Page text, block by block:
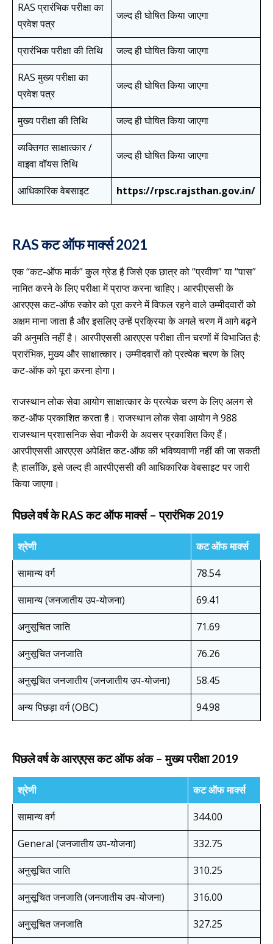
RAS प्रारंभिक परीक्षा का
प्रवेश पत्र
जल्द ही घोषित किया जाएगा
प्रारंभिक परीक्षा की तिथि
जल्द ही घोषित किया जाएगा
RAS मुख्य परीक्षा का
प्रवेश पत्र
जल्द ही घोषित किया जाएगा
मुख्य परीक्षा की तिथि
जल्द ही घोषित किया जाएगा
व्यक्तिगत साक्षात्कार /
वाइवा वॉयस तिथि
जल्द ही घोषित किया जाएगा
आधिकारिक वेबसाइट https://rpsc.rajsthan.gov.in/
RAS कट ऑफ मार्क्स 2021
एक “कट-ऑफ मार्क” कुल ग्रेड है जिसे एक छात्र को “प्रवीण” या “पास”
नामित करने के लिए परीक्षा में प्राप्त करना चाहिए। आरपीएससी के
आरएएस कट-ऑफ स्कोर को पूरा करने में विफल रहने वाले उम्मीदवारों को
अक्षम माना जाता है और इसलिए उन्हें प्रक्रिया के अगले चरण में आगे बढ़ने
की अनुमति नहीं है। आरपीएससी आरएएस परीक्षा तीन चरणों में विभाजित है:
प्रारंभिक, मुख्य और साक्षात्कार। उम्मीदवारों को प्रत्येक चरण के लिए
कट-ऑफ को पूरा करना होगा।
राजस्थान लोक सेवा आयोग साक्षात्कार के प्रत्येक चरण के लिए अलग से
कट-ऑफ प्रकाशित करता है। राजस्थान लोक सेवा आयोग ने 988
राजस्थान प्रशासनिक सेवा नौकरी के अवसर प्रकाशित किए हैं।
आरपीएससी आरएएस अपेक्षित कट-ऑफ की भविष्यवाणी नहीं की जा सकती
है; हालाँकि, इसे जल्द ही आरपीएससी की आधिकारिक वेबसाइट पर जारी
किया जाएगा।
पिछले वर्ष के RAS कट ऑफ मार्क्स – प्रारंभिक 2019
श्रेणी
कट ऑफ मार्क्स
सामान्य वर्ग
78.54
सामान्य (जनजातीय उप-योजना)
69.41
अनुसूचित जाति
71.69
अनुसूचित जनजाति
76.26
अनुसूचित जनजातीय (जनजातीय उप-योजना)
58.45
अन्य पिछड़ा वर्ग (OBC)
94.98
पिछले वर्ष के आरएएस कट ऑफ अंक – मुख्य परीक्षा 2019
श्रेणी
कट ऑफ मार्क्स
सामान्य वर्ग
344.00
General (जनजातीय उप-योजना)
332.75
अनुसूचित जाति
310.25
अनुसूचित जनजाति (जनजातीय उप-योजना)
316.00
अनुसूचित जनजाति
327.25